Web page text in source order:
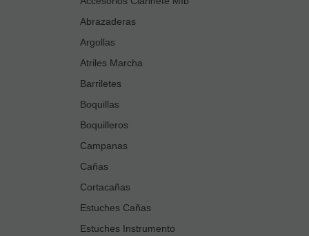
Abrazaderas
Argollas
Atriles Marcha
Barriletes
Boquillas
Boquilleros
Campanas
Cañas
Cortacañas
Estuches Cañas
Estuches Instrumento